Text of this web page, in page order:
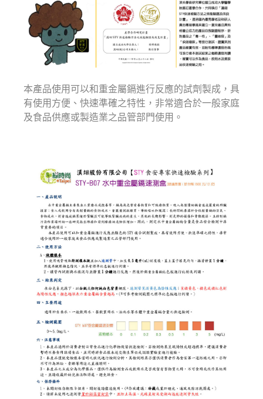
本產品使用可以和重金屬鎘進行反應的試劑製成，具
有使用方便、快速準確之特性，非常適合於一般家庭
及食品供應或製造業之品管部門使用。